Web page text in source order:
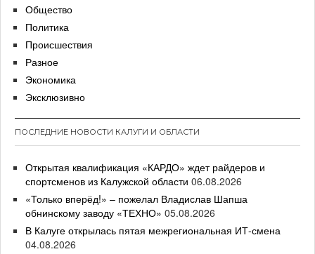
Общество
Политика
Происшествия
Разное
Экономика
Эксклюзивно
ПОСЛЕДНИЕ НОВОСТИ КАЛУГИ И ОБЛАСТИ
Открытая квалификация «КАРДО» ждет райдеров и
спортсменов из Калужской области 06.08.2026
«Только вперёд!» – пожелал Владислав Шапша
обнинскому заводу «ТЕХНО» 05.08.2026
В Калуге открылась пятая межрегиональная ИТ-смена
04.08.2026